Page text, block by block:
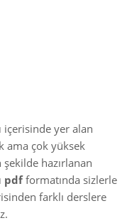
içerisinde yer alan
ama çok yüksek
hazırlanan
pdfformatında sizlerle
farklı derslere